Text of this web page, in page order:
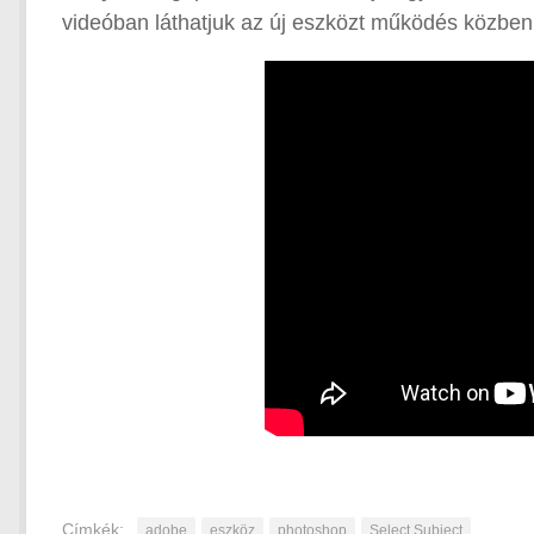
videóban láthatjuk az új eszközt működés
Címkék: adobe eszköz photoshop Select Subject